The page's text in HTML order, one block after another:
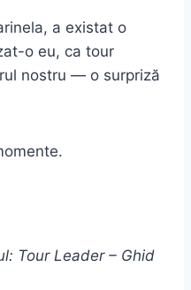
a existat o
o eu, ca tour
nostru — o surpriză
Tour Leader – Ghid